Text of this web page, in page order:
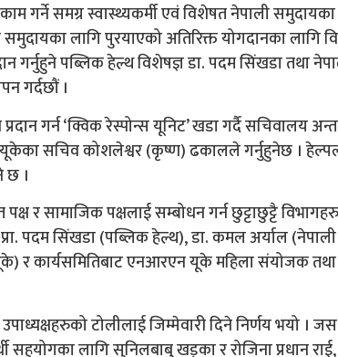
गर्ने समग्र स्वास्थ्यकर्मी एवं विशेषत नेपाली
लागि पुरयाएको अतिरिक्त योगदानका लागि
पब्लिक हेल्थ विशेषज्ञ डा. पदम सिंखडा तथा
गर्दछौं ।
गर्न ‘क्विक रेस्पोन्स यूनिट’ खडा गर्दै सचिवालय
यूकेका सचिव कोशलेश्वर (कृष्ण) ढकालले गर्नुहुनेछ ।
छ ।
र सामाजिक पक्षलाई सम्बोधन गर्न छुट्टाछुट्टै
पदम सिंखडा (पब्लिक हेल्थ), डा. कमल अर्याल (नेपाली
कार्यसमितिबाट एनआरएन यूके महिला संयोजक तथा
टोलीलाई जिम्मेवारी दिने निर्णय भयो ।
सहयोगका लागि सुनिलबाबु खड्का र रोजिना प्रधान